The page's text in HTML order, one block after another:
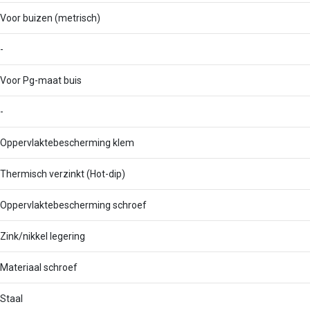
Voor buizen (metrisch)
-
Voor Pg-maat buis
-
Oppervlaktebescherming klem
Thermisch verzinkt (Hot-dip)
Oppervlaktebescherming schroef
Zink/nikkel legering
Materiaal schroef
Staal